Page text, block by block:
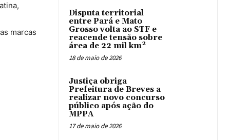
marcas
Disputa territorial
entre Pará e Mato
Grosso volta ao STF e
reacende tensão sobre
área de 22 mil km²
18 de maio de 2026
Justiça obriga
Prefeitura de Breves a
realizar novo concurso
público após ação do
MPPA
17 de maio de 2026